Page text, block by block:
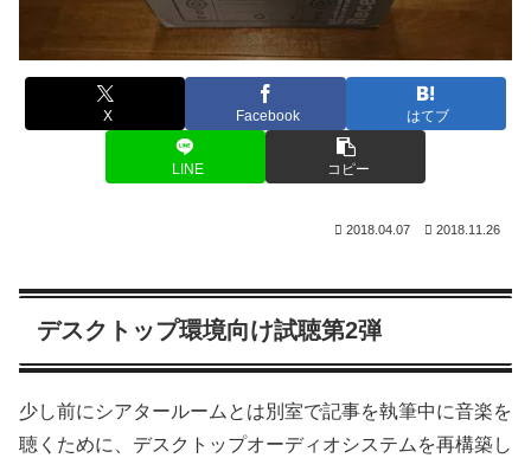
X Facebook はてブ
LINE コピー
2018.04.07 2018.11.26
デスクトップ環境向け試聴第2弾
少し前にシアタールームとは別室で記事を執筆中に音楽を
聴くために、デスクトップオーディオシステムを再構築し